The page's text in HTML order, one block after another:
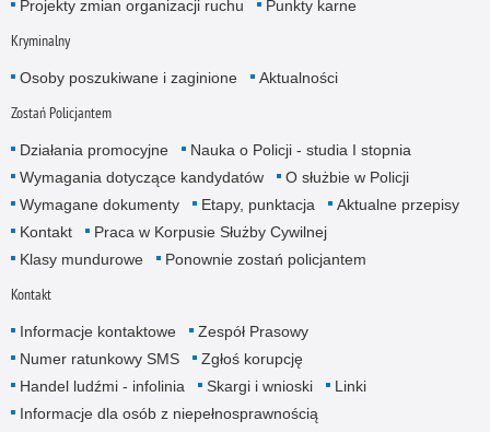
Projekty zmian organizacji ruchu
Punkty karne
Kryminalny
Osoby poszukiwane i zaginione Aktualności
Zostań Policjantem
Działania promocyjne
Nauka o Policji - studia I stopnia
Wymagania dotyczące kandydatów
O służbie w Policji
Wymagane dokumenty
Etapy, punktacja
Aktualne przepisy
Kontakt
Praca w Korpusie Służby Cywilnej
Klasy mundurowe
Ponownie zostań policjantem
Kontakt
Informacje kontaktowe
Zespół Prasowy
Numer ratunkowy SMS
Zgłoś korupcję
Handel ludźmi - infolinia
Skargi i wnioski
Linki
Informacje dla osób z niepełnosprawnością